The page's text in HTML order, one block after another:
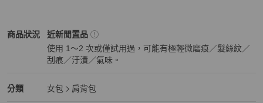
商品狀況
Louis Vuitton女包商品狀態與細節
近新閒置品
使用 1～2 次或僅試用過，可能有極輕微磨痕／髮絲紋／
刮痕／汙漬／氣味。
分類
Louis Vuitton女包 分類資訊
女包
肩背包